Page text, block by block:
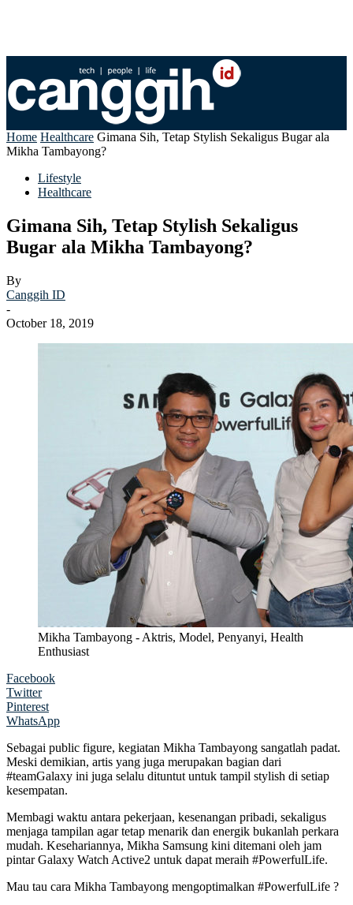
Home Healthcare Gimana Sih, Tetap Stylish Sekaligus Bugar ala
Mikha Tambayong?
Lifestyle
Healthcare
Gimana Sih, Tetap Stylish Sekaligus
Bugar ala Mikha Tambayong?
By
Canggih ID
-
October 18, 2019
Mikha Tambayong - Aktris, Model, Penyanyi, Health
Enthusiast
Facebook
Twitter
Pinterest
WhatsApp
Sebagai public figure, kegiatan Mikha Tambayong sangatlah padat.
Meski demikian, artis yang juga merupakan bagian dari
#teamGalaxy ini juga selalu dituntut untuk tampil stylish di setiap
kesempatan.
Membagi waktu antara pekerjaan, kesenangan pribadi, sekaligus
menjaga tampilan agar tetap menarik dan energik bukanlah perkara
mudah. Kesehariannya, Mikha Samsung kini ditemani oleh jam
pintar Galaxy Watch Active2 untuk dapat meraih #PowerfulLife.
Mau tau cara Mikha Tambayong mengoptimalkan #PowerfulLife ?